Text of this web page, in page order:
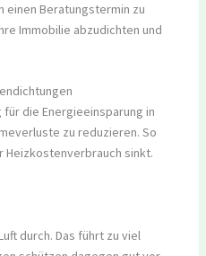
einen Beratungstermin zu
Immobilie abzudichten und
die Energieeinsparung in
zu reduzieren. So
Heizkostenverbrauch sinkt.
durch. Das führt zu viel